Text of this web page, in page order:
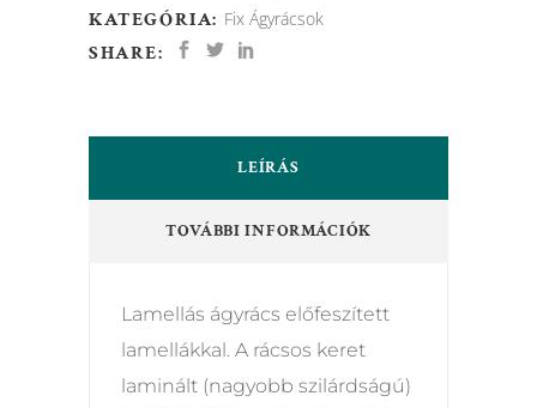
KATEGÓRIA: Fix Ágyrácsok
SHARE:
LEÍRÁS
TOVÁBBI INFORMÁCIÓK
Lamellás ágyrács előfeszített
lamellákkal. A rácsos keret
laminált (nagyobb szilárdságú)